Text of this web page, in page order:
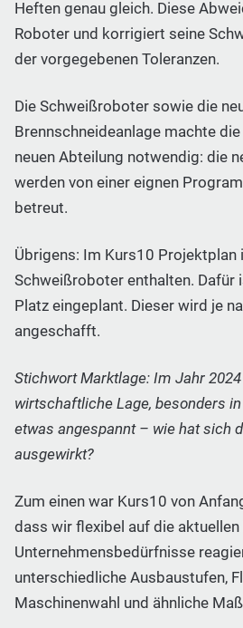
Heften genau gleich. Diese
Roboter und korrigiert seine
der vorgegebenen Toleranzen.
Die Schweißroboter sowie die
Brennschneideanlage machte
neuen Abteilung notwendig: die
werden von einer eignen
betreut.
Übrigens: Im Kurs10
Schweißroboter enthalten. Dafür
Platz eingeplant. Dieser wird je
angeschafft.
Stichwort Marktlage: Im Jahr
wirtschaftliche Lage, besonders
etwas angespannt – wie hat sich
ausgewirkt?
Zum einen war Kurs10 von
dass wir flexibel auf die aktuellen
Unternehmensbedürfnisse
unterschiedliche Ausbaustufen,
Maschinenwahl und ähnliche